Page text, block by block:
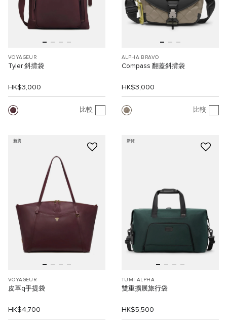
VOYAGEUR
Tyler 斜揹袋
HK$3,000
比較
ALPHA BRAVO
Compass 翻蓋斜揹袋
HK$3,000
比較
新貨
VOYAGEUR
皮革q手提袋
HK$4,700
新貨
TUMI ALPHA
雙重擴展旅行袋
HK$5,500